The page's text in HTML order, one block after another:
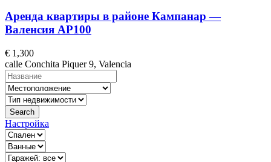
Аренда квартиры в районе Кампанар —
Валенсия АР100
€ 1,300
calle Conchita Piquer 9, Valencia
Search
Настройка